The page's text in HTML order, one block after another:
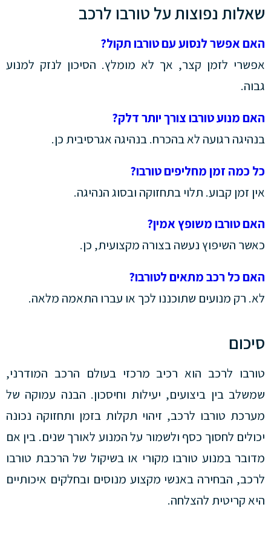
שאלות נפוצות על טורבו לרכב
האם אפשר לנסוע עם טורבו תקול?
אפשרי לזמן קצר, אך לא מומלץ. הסיכון לנזק למנוע
גבוה.
האם מנוע טורבו צורך יותר דלק?
בנהיגה רגועה לא בהכרח. בנהיגה אגרסיבית כן.
כל כמה זמן מחליפים טורבו?
אין זמן קבוע. תלוי בתחזוקה ובסוג הנהיגה.
האם טורבו משופץ אמין?
כאשר השיפוץ נעשה בצורה מקצועית, כן.
האם כל רכב מתאים לטורבו?
לא. רק מנועים שתוכננו לכך או עברו התאמה מלאה.
סיכום
טורבו לרכב הוא רכיב מרכזי בעולם הרכב המודרני,
שמשלב בין ביצועים, יעילות וחיסכון. הבנה עמוקה של
מערכת טורבו לרכב, זיהוי תקלות בזמן ותחזוקה נכונה
יכולים לחסוך כסף ולשמור על המנוע לאורך שנים. בין אם
מדובר במנוע טורבו מקורי או בשיקול של הרכבת טורבו
לרכב, הבחירה באנשי מקצוע מנוסים ובחלקים איכותיים
היא קריטית להצלחה.